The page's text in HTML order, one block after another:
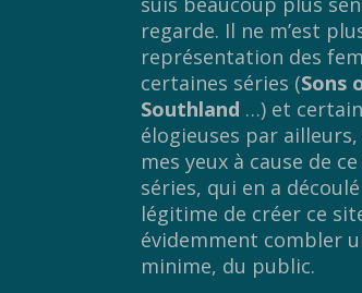
regarde. Il ne m’est
représentation des
certaines séries (Sons
Southland …) et
élogieuses par
mes yeux à cause de
séries, qui en a
légitime de créer ce
évidemment combler
minime, du public.